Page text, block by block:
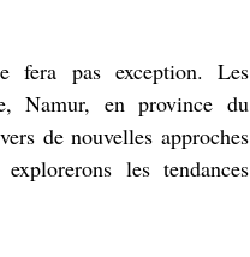
Namur, en province du
de nouvelles approches
les tendances